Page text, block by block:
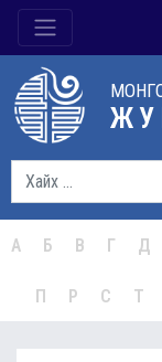
А Б В Г Д
П Р С Т